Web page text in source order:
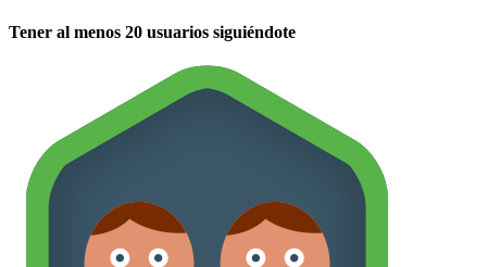
Tener al menos 20 usuarios siguiéndote